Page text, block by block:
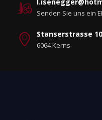
Senden Sie uns ein
Stanserstrasse
6064 Kerns